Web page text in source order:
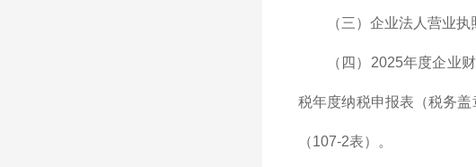
（三）企业法人营业
（四）2025年度企业
税年度纳税申报表（税务
（107-2表）。